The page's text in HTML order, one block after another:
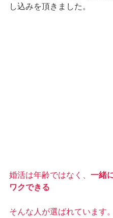
し込みを頂きました。
婚活は年齢ではなく、 一緒
ワクできる
そんな人が選ばれています。